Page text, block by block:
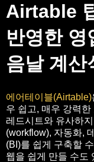
Airtable
반영한 영
음날 계산
에어테이블(Airtable)
우 쉽고, 매우 강력
레드시트와 유사하
(workflow), 자동화,
(BI)를 쉽게 구축할
웹을 쉽게 만들 수도